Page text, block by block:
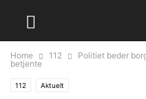
Home 112
Politiet beder
betjente
112 Aktuelt